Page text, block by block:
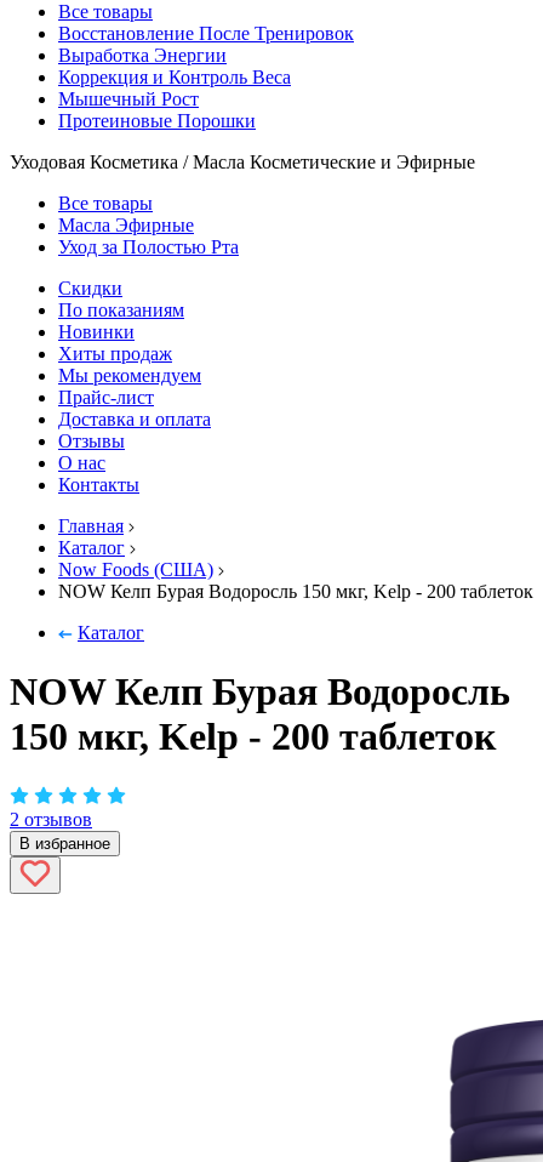
Все товары
Восстановление После Тренировок
Выработка Энергии
Коррекция и Контроль Веса
Мышечный Рост
Протеиновые Порошки
Уходовая Косметика / Масла Косметические и Эфирные
Все товары
Масла Эфирные
Уход за Полостью Рта
Скидки
По показаниям
Новинки
Хиты продаж
Мы рекомендуем
Прайс-лист
Доставка и оплата
Отзывы
О нас
Контакты
Главная
Каталог
Now Foods (США)
NOW Келп Бурая Водоросль 150 мкг, Kelp - 200 таблеток
Каталог
NOW Келп Бурая Водоросль
150 мкг, Kelp - 200 таблеток
2 отзывов
В избранное